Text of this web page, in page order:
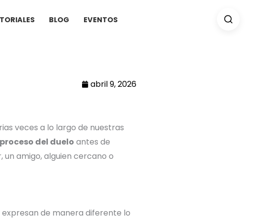
BLOG EVENTOS
abril 9, 2026
veces a lo largo de nuestras
proceso del duelo antes de
amigo, alguien cercano o
expresan de manera diferente lo